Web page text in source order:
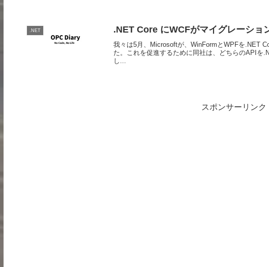
.NET .NET Core にWCFがマイグレーショ
我々は5月、Microsoftが、WinFormとWPFを.NET
た。これを促進するために同社は、どちらのAPIを
し...
スポンサーリンク